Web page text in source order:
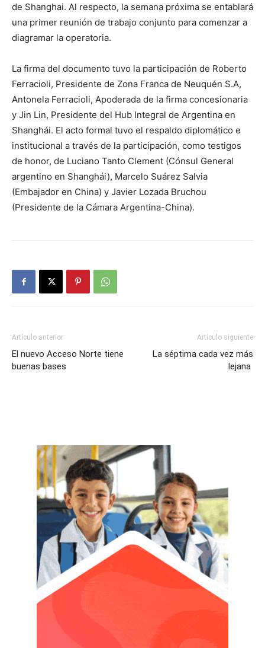
de Shanghai. Al respecto, la semana próxima se entablará
una primer reunión de trabajo conjunto para comenzar a
diagramar la operatoria.
La firma del documento tuvo la participación de Roberto
Ferracioli, Presidente de Zona Franca de Neuquén S.A,
Antonela Ferracioli, Apoderada de la firma concesionaria
y Jin Lin, Presidente del Hub Integral de Argentina en
Shanghái. El acto formal tuvo el respaldo diplomático e
institucional a través de la participación, como testigos
de honor, de Luciano Tanto Clement (Cónsul General
argentino en Shanghái), Marcelo Suárez Salvia
(Embajador en China) y Javier Lozada Bruchou
(Presidente de la Cámara Argentina-China).
Artículo anterior
El nuevo Acceso Norte tiene
buenas bases
Artículo siguiente
La séptima cada vez más
lejana